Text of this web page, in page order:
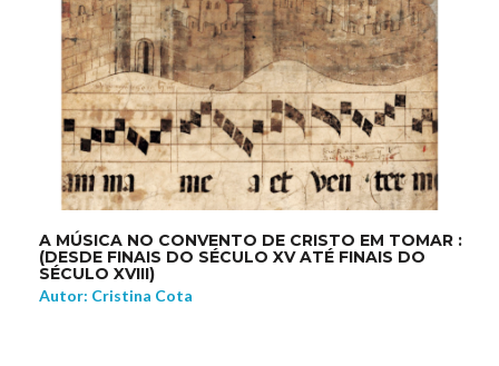
A MÚSICA NO CONVENTO DE CRISTO EM TOMAR :
(DESDE FINAIS DO SÉCULO XV ATÉ FINAIS DO
SÉCULO XVIII)
Autor: Cristina Cota